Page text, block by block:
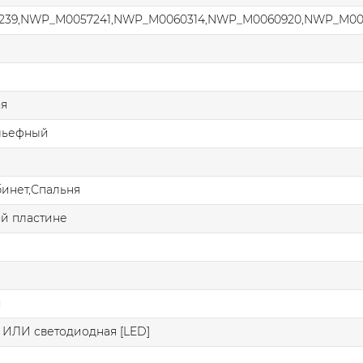
пластине
ИЛИ светодиодная [LED]